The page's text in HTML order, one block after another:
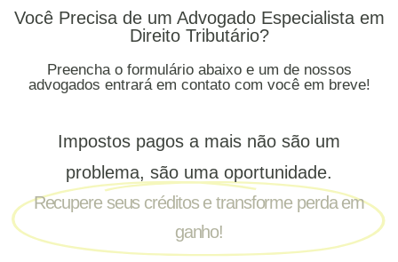
Você Precisa de um Advogado Especialista em
Direito Tributário?
Preencha o formulário abaixo e um de nossos
advogados entrará em contato com você em breve!
Impostos pagos a mais não são um
problema, são uma oportunidade.
Recupere seus créditos e transforme perda em
ganho!